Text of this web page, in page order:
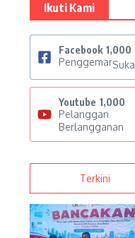
Ikuti Kami
Facebook 1,000
PenggemarSuka
Youtube 1,000
Pelanggan
Berlangganan
Terkini